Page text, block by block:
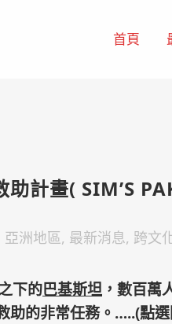
首頁
計畫( SIM’S
亞洲地區, 最新消息, 跨文
下的巴基斯坦 ，數百萬
助的非常任務。…..(點